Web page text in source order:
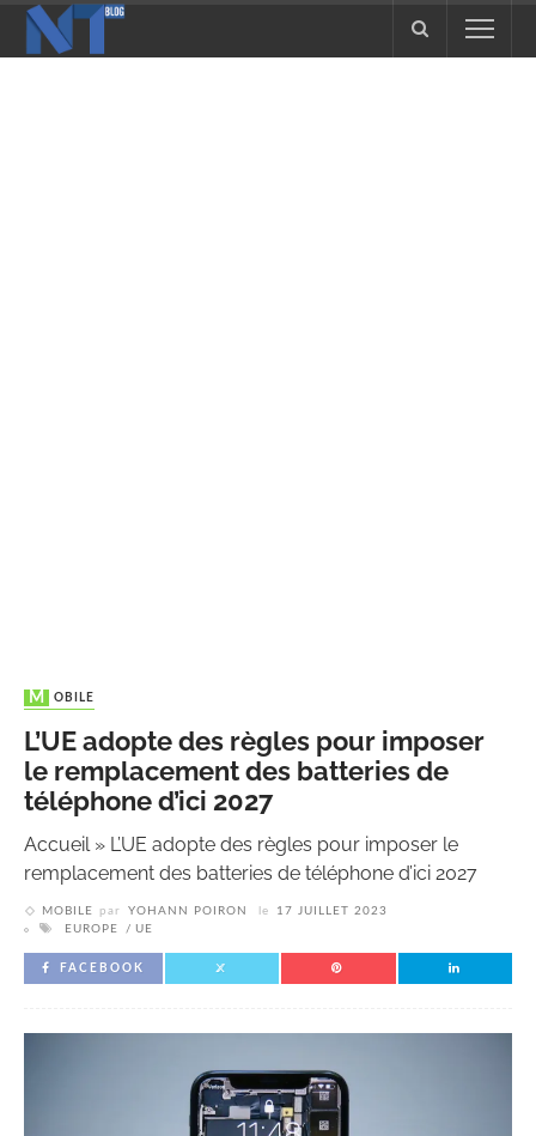
MOBILE
L’UE adopte des règles pour imposer
le remplacement des batteries de
téléphone d’ici 2027
Accueil» L’UE adopte des règles pour imposer le
remplacement des batteries de téléphone d’ici 2027
MOBILE par YOHANN POIRON le
17 JUILLET 2023
EUROPE
UE
FACEBOOK